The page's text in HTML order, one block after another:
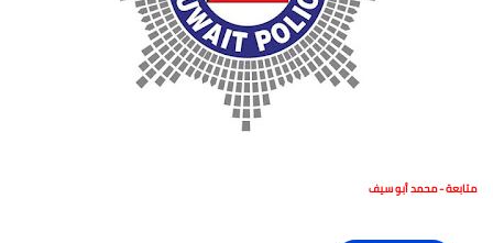
متابعة - محمد أبو سيف